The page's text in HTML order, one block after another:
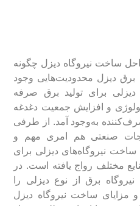
ساخت نیروگاه دیزل چگونه
برق دیزل محدودیت‌هایی وجود
دیزلی برای تولید برق صرفه
و افزایش جمعیت دغدغه
به‌وجود آمد. از طرفی
صنعتی هم امری مهم و
نیروگاه‌های دیزلی برای
مختلف رواج یافته است. در
برق از نوع دیزلی را
مزایای ساخت نیروگاه دیزل